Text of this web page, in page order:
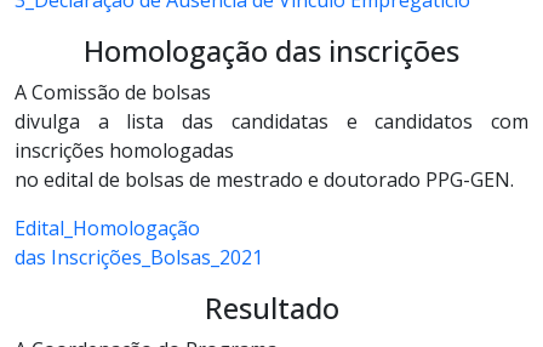
Homologação das inscrições
A Comissão de bolsas
divulga a lista das candidatas e candidatos com
inscrições homologadas
no edital de bolsas de mestrado e doutorado PPG-GEN.
Edital_Homologação
das Inscrições_Bolsas_2021
Resultado